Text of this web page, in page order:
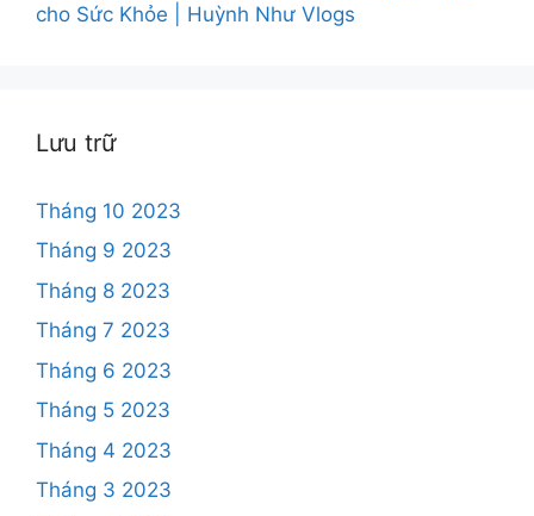
cho Sức Khỏe | Huỳnh Như Vlogs
Lưu trữ
Tháng 10 2023
Tháng 9 2023
Tháng 8 2023
Tháng 7 2023
Tháng 6 2023
Tháng 5 2023
Tháng 4 2023
Tháng 3 2023